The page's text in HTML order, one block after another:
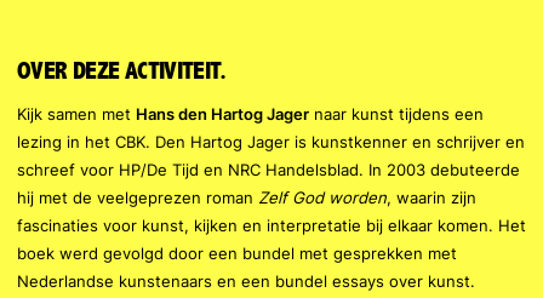
OVER DEZE ACTIVITEIT.
Kijk samen met Hans den Hartog Jager naar kunst tijdens een
lezing in het CBK. Den Hartog Jager is kunstkenner en schrijver en
schreef voor HP/De Tijd en NRC Handelsblad. In 2003 debuteerde
hij met de veelgeprezen roman Zelf God worden, waarin zijn
fascinaties voor kunst, kijken en interpretatie bij elkaar komen. Het
boek werd gevolgd door een bundel met gesprekken met
Nederlandse kunstenaars en een bundel essays over kunst.